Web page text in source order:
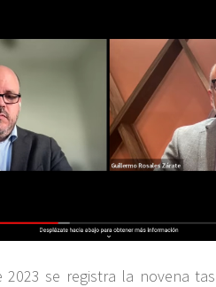
2023 se registra la novena